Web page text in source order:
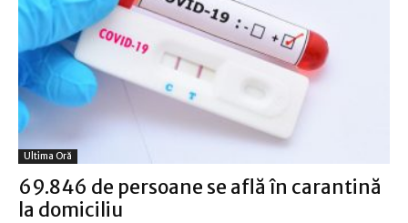
Ultima Oră
69.846 de persoane se află în carantină
la domiciliu